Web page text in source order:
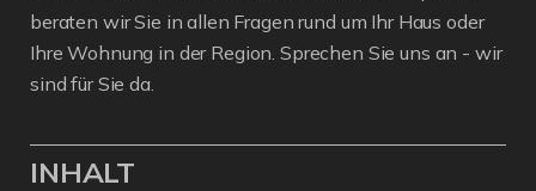
beraten wir Sie in allen Fragen rund um Ihr Haus oder
Ihre Wohnung in der Region. Sprechen Sie uns an - wir
sind für Sie da.
INHALT